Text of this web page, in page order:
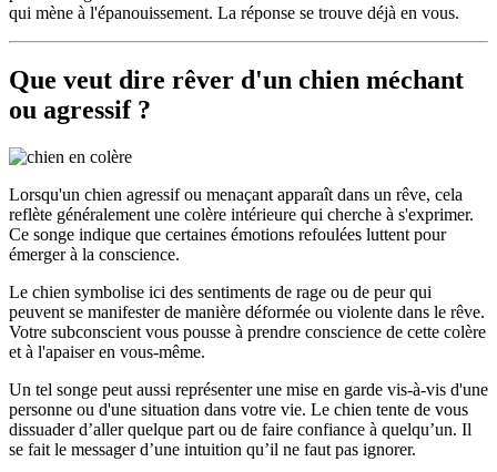
qui mène à l'épanouissement. La réponse se trouve déjà en vous.
Que veut dire rêver d'un chien méchant
ou agressif ?
Lorsqu'un chien agressif ou menaçant apparaît dans un rêve, cela
reflète généralement une colère intérieure qui cherche à s'exprimer.
Ce songe indique que certaines émotions refoulées luttent pour
émerger à la conscience.
Le chien symbolise ici des sentiments de rage ou de peur qui
peuvent se manifester de manière déformée ou violente dans le rêve.
Votre subconscient vous pousse à prendre conscience de cette colère
et à l'apaiser en vous-même.
Un tel songe peut aussi représenter une mise en garde vis-à-vis d'une
personne ou d'une situation dans votre vie. Le chien tente de vous
dissuader d’aller quelque part ou de faire confiance à quelqu’un. Il
se fait le messager d’une intuition qu’il ne faut pas ignorer.